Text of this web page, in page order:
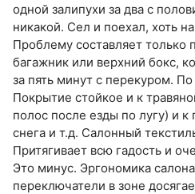
одной залипухи за два с
никакой. Сел и поехал, хоть
Проблему составляет только
багажник или верхний бокс,
за пять минут с перекуром.
Покрытие стойкое и к
полос после езды по лугу) и к
снега и т.д. Салонный
Притягивает всю гадость и
Это минус. Эргономика
переключатели в зоне